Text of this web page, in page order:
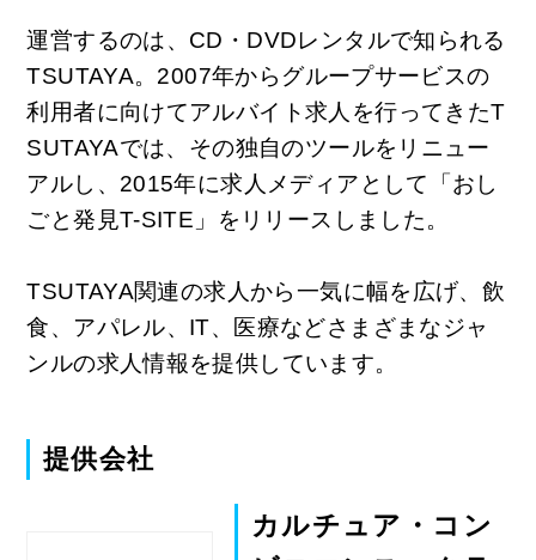
運営するのは、CD・DVDレンタルで知られる
TSUTAYA。2007年からグループサービスの
利用者に向けてアルバイト求人を行ってきたT
SUTAYAでは、その独自のツールをリニュー
アルし、2015年に求人メディアとして「おし
ごと発見T-SITE」をリリースしました。
TSUTAYA関連の求人から一気に幅を広げ、飲
食、アパレル、IT、医療などさまざまなジャ
ンルの求人情報を提供しています。
提供会社
カルチュア・コン